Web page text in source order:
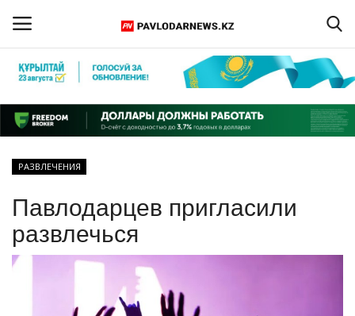
Регистрация
Главная
ПАВЛОДАРСКАЯ ОБЛАСТЬ
КАЗАХСТАН
РАЗВЛЕЧЕНИЯ
Павлодарцев пригласили
развлечься